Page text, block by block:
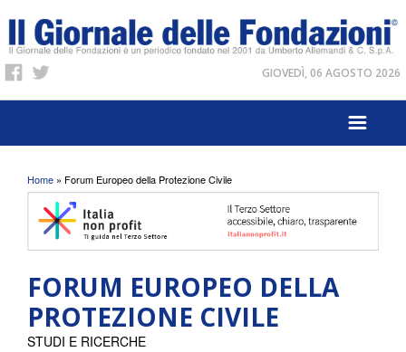
GIOVEDÌ, 06 AGOSTO 2026
Tu sei qui
Home » Forum Europeo della Protezione Civile
FORUM EUROPEO DELLA
PROTEZIONE CIVILE
STUDI E RICERCHE